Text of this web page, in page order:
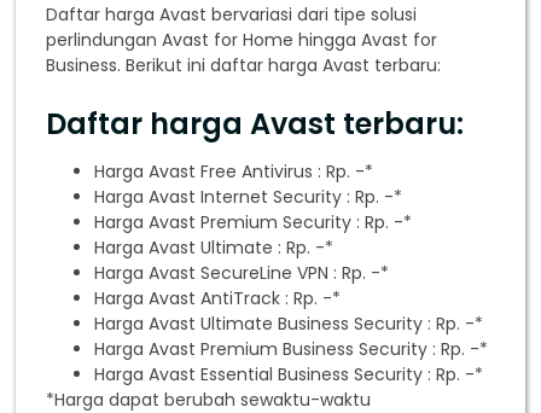
Daftar harga Avast bervariasi dari tipe solusi
perlindungan Avast for Home hingga Avast for
Business. Berikut ini daftar harga Avast terbaru:
Daftar harga Avast terbaru:
Harga Avast Free Antivirus : Rp. -*
Harga Avast Internet Security : Rp. -*
Harga Avast Premium Security : Rp. -*
Harga Avast Ultimate : Rp. -*
Harga Avast SecureLine VPN : Rp. -*
Harga Avast AntiTrack : Rp. -*
Harga Avast Ultimate Business Security : Rp. -*
Harga Avast Premium Business Security : Rp. -*
Harga Avast Essential Business Security : Rp. -*
*Harga dapat berubah sewaktu-waktu